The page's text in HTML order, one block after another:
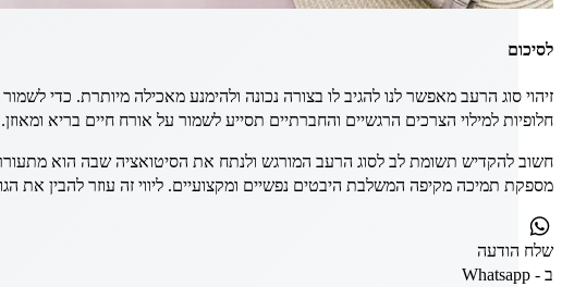
לסיכום
זיהוי סוג הרעב מאפשר לנו להגיב לו בצורה נכונה ולהימנע מאכילה מיותרת. כדי
חלופיות למילוי הצרכים הרגשיים והחברתיים תסייע לשמור על אורח חיים בריא ומאוזן.
חשוב להקדיש תשומת לב לסוג הרעב המורגש ולנתח את הסיטואציה שבה הוא
מספקת תמיכה מקיפה המשלבת היבטים נפשיים ומקצועיים. ליווי זה עוזר להבין את
שלח הודעה
ב - Whatsapp